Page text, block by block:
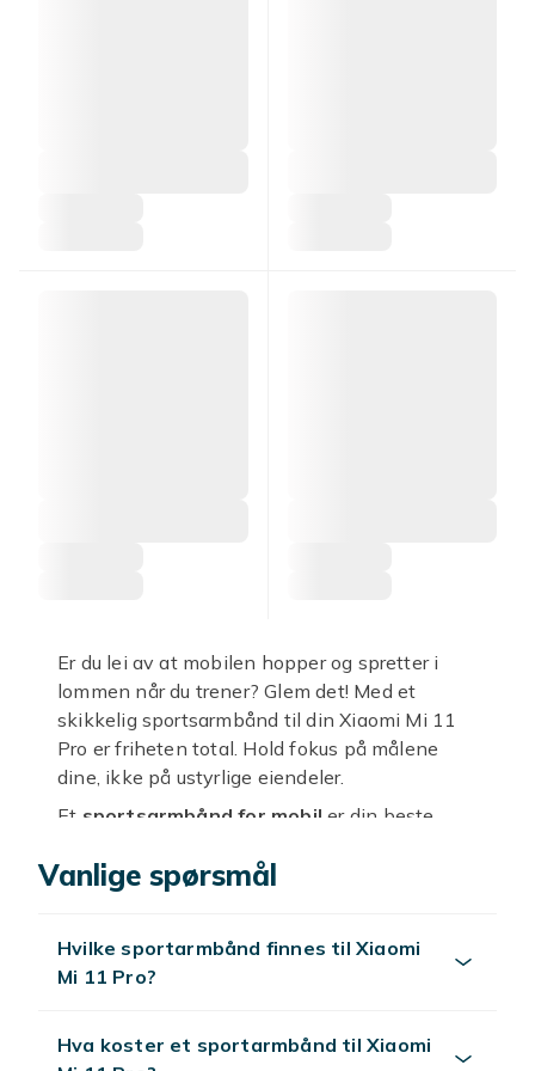
Er du lei av at mobilen hopper og spretter i
lommen når du trener? Glem det! Med et
skikkelig sportsarmbånd til din Xiaomi Mi 11
Pro er friheten total. Hold fokus på målene
dine, ikke på ustyrlige eiendeler.
Et sportsarmbånd for mobil er din beste
Xiaomi Mi 11 Pro trygt festet til armen,
eller svare på en kjapp melding uten å måtte
stoppe opp. Disse smarte
maksimal bevegelsesfrihet og komfort, slik at
Vanlige spørsmål
Hvilke sportarmbånd finnes til Xiaomi
Mi 11 Pro?
Hva koster et sportarmbånd til Xiaomi